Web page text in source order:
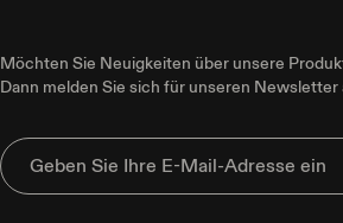
Möchten Sie Neuigkeiten über unsere
Dann melden Sie sich für unseren Newsletter